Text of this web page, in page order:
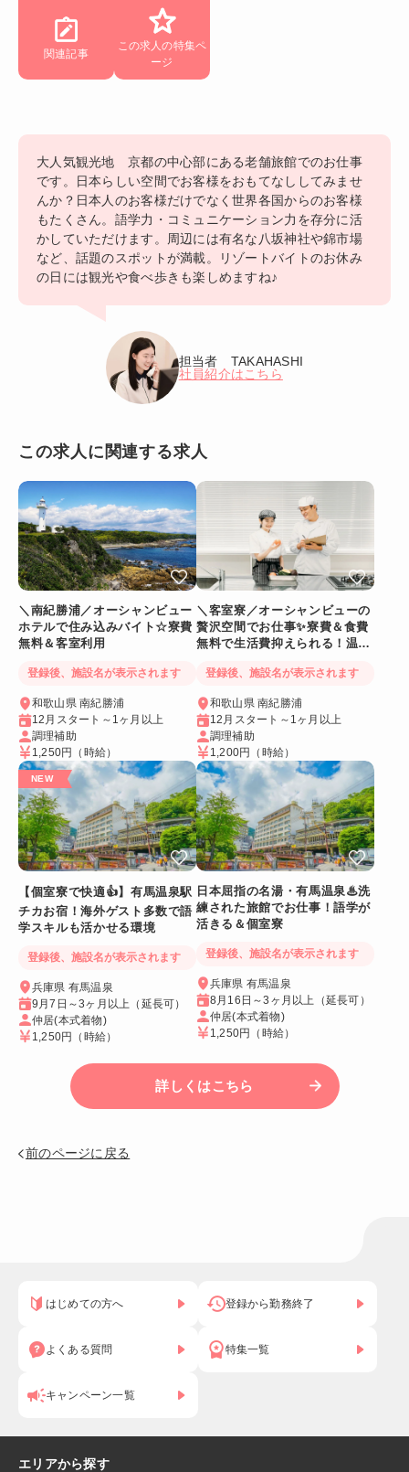
関連記事
この求人の特集ペ
ージ
大人気観光地 京都の中心部にある老舗旅館でのお仕事
です。日本らしい空間でお客様をおもてなししてみませ
んか？日本人のお客様だけでなく世界各国からのお客様
もたくさん。語学力・コミュニケーション力を存分に活
かしていただけます。周辺には有名な八坂神社や錦市場
など、話題のスポットが満載。リゾートバイトのお休み
の日には観光や食べ歩きも楽しめますね♪
担当者 TAKAHASHI
社員紹介はこちら
この求人に関連する求人
＼南紀勝浦／オーシャンビュー
ホテルで住み込みバイト☆寮費
無料＆客室利用
登録後、施設名が表示されます
和歌山県 南紀勝浦
12月スタート～1ヶ月以上
調理補助
1,250円
（時給）
＼客室寮／オーシャンビューの
贅沢空間でお仕事✨寮費＆食費
無料で生活費抑えられる！温泉
登録後、施設名が表示されます
和歌山県 南紀勝浦
12月スタート～1ヶ月以上
調理補助
1,200円
（時給）
【個室寮で快適👍】有馬温泉駅
チカお宿！海外ゲスト多数で語
学スキルも活かせる環境
登録後、施設名が表示されます
兵庫県 有馬温泉
9月7日～3ヶ月以上（延長可）
仲居(本式着物)
1,250円 （時給）
日本屈指の名湯・有馬温泉♨洗
練された旅館でお仕事！語学が
活きる＆個室寮
登録後、施設名が表示されます
兵庫県 有馬温泉
8月16日～3ヶ月以上（延長可）
仲居(本式着物)
1,250円 （時給）
詳しくはこちら
前のページに戻る
はじめての方へ 登録から勤務終了
よくある質問 特集一覧
キャンペーン一覧
エリアから探す